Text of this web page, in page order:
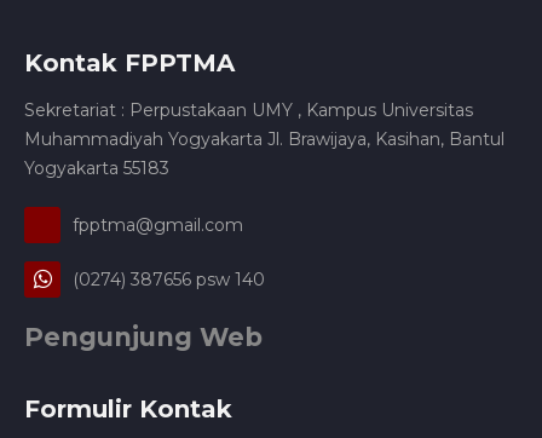
Kontak FPPTMA
Sekretariat : Perpustakaan UMY , Kampus Universitas
Muhammadiyah Yogyakarta Jl. Brawijaya, Kasihan, Bantul
Yogyakarta 55183
fpptma@gmail.com
(0274) 387656 psw 140
Pengunjung Web
Formulir Kontak